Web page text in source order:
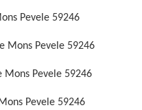
Pevele 59246
Mons Pevele 59246
Mons Pevele 59246
Pevele 59246